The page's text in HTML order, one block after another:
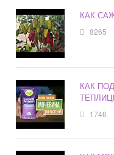
КАК
8265
КАК
1746